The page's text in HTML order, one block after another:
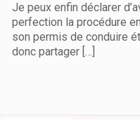
Je peux enfin déclarer
perfection la procédure
son permis de conduire
donc partager […]